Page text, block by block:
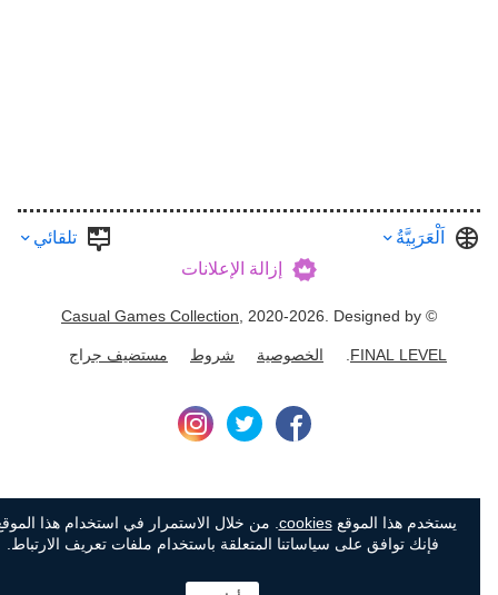
اَلْعَرَبِيَّةُ
تلقائي
إزالة الإعلانات
Casual Games Collection, 2020-2026. Designed by
FINAL LEVEL
. الخصوصية شروط مستضيف جراج
يستخدم هذا الموقعcookies. من خلال الاستمرار في استخدام هذا الموقع،
فإنك توافق على سياساتنا المتعلقة باستخدام ملفات تعريف الارتباط.